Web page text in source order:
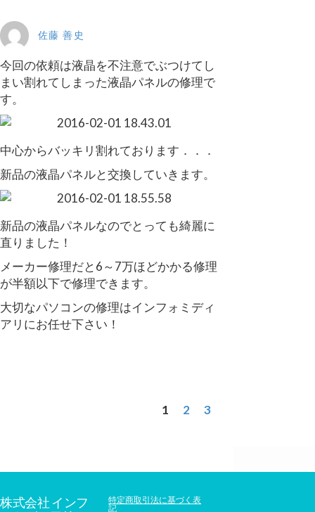
佐藤 善史
今回の依頼は液晶を不注意でぶつけてし
まい割れてしまった液晶パネルの修理で
す。
中心からバッキリ割れております．．．
新品の液晶パネルと交換していきます。
新品の液晶パネルなのでとっても綺麗に
直りました！
メーカー修理だと6～7万ほどかかる修理
が半額以下で修理できます。
大切なパソコンの修理はインフォミディ
アリにお任せ下さい！
1 2 3
株式会社 インフ
特定商取引法に基づく表
記